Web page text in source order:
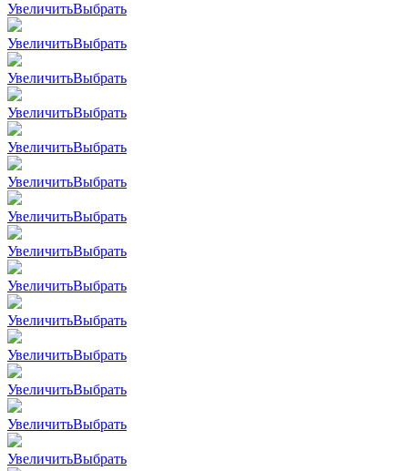
УвеличитьВыбрать
УвеличитьВыбрать
УвеличитьВыбрать
УвеличитьВыбрать
УвеличитьВыбрать
УвеличитьВыбрать
УвеличитьВыбрать
УвеличитьВыбрать
УвеличитьВыбрать
УвеличитьВыбрать
УвеличитьВыбрать
УвеличитьВыбрать
УвеличитьВыбрать
УвеличитьВыбрать